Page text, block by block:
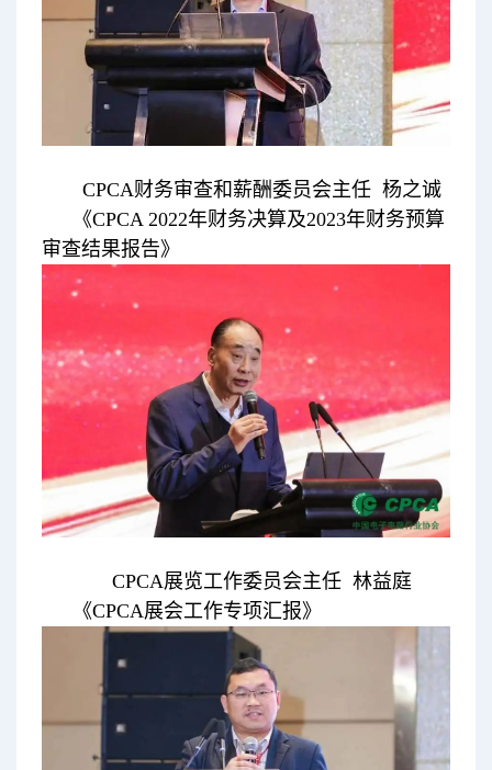
CPCA财务审查和薪酬委员会主任 杨之诚
《CPCA 2022年财务决算及2023年财务预算
审查结果报告》
CPCA展览工作委员会主任 林益庭
《CPCA展会工作专项汇报》